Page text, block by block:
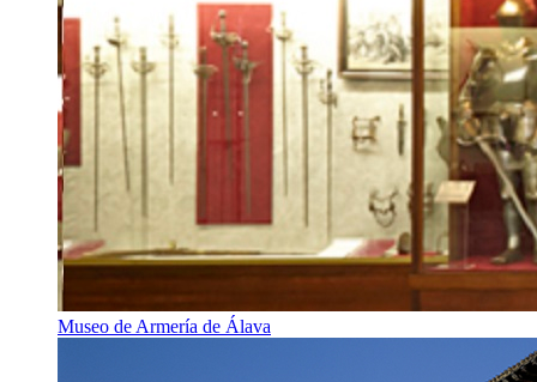
Museo de Armería de Álava